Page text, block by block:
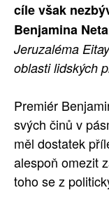
cíle však
Benjamina
Jeruzaléma
oblasti lidských
Premiér
svých činů v
měl dostatek
alespoň omezit
toho se z